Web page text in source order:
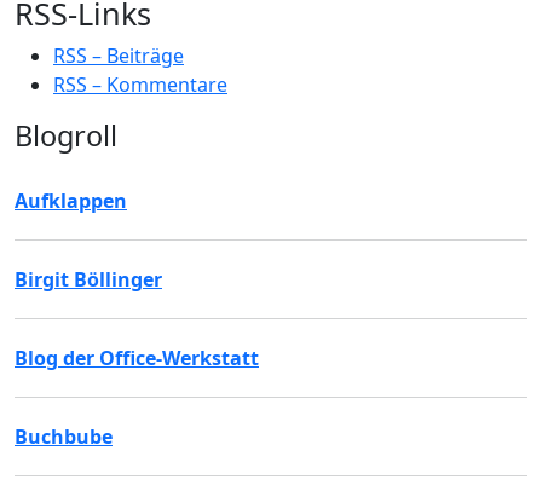
RSS-Links
RSS – Beiträge
RSS – Kommentare
Blogroll
Aufklappen
Birgit Böllinger
Blog der Office-Werkstatt
Buchbube